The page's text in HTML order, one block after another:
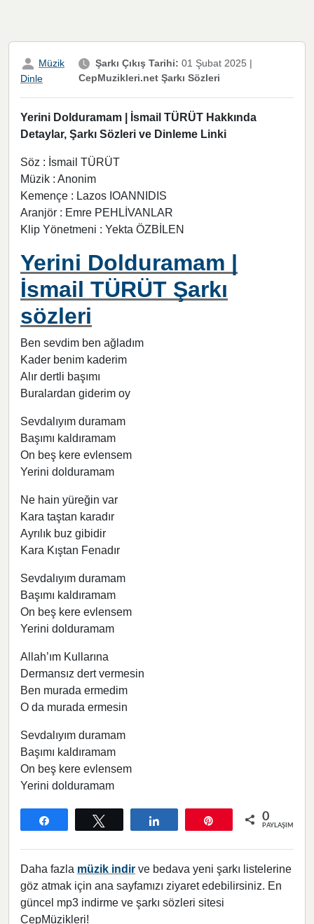
Müzik
Dinle
Şarkı Çıkış Tarihi: 01 Şubat 2025 |
CepMuzikleri.net Şarkı Sözleri
Yerini Dolduramam | İsmail TÜRÜT Hakkında
Detaylar, Şarkı Sözleri ve Dinleme Linki
Söz : İsmail TÜRÜT
Müzik : Anonim
Kemençe : Lazos IOANNIDIS
Aranjör : Emre PEHLİVANLAR
Klip Yönetmeni : Yekta ÖZBİLEN
Yerini Dolduramam |
İsmail TÜRÜT Şarkı
sözleri
Ben sevdim ben ağladım
Kader benim kaderim
Alır dertli başımı
Buralardan giderim oy
Sevdalıyım duramam
Başımı kaldıramam
On beş kere evlensem
Yerini dolduramam
Ne hain yüreğin var
Kara taştan karadır
Ayrılık buz gibidir
Kara Kıştan Fenadır
Sevdalıyım duramam
Başımı kaldıramam
On beş kere evlensem
Yerini dolduramam
Allah’ım Kullarına
Dermansız dert vermesin
Ben murada ermedim
O da murada ermesin
Sevdalıyım duramam
Başımı kaldıramam
On beş kere evlensem
Yerini dolduramam
0
PAYLAŞIMLAR
Daha fazla müzik indir ve bedava yeni şarkı listelerine
göz atmak için ana sayfamızı ziyaret edebilirsiniz. En
güncel mp3 indirme ve şarkı sözleri sitesi
CepMüzikleri!